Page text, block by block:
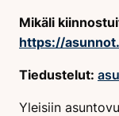
Mikäli
https://
Tiedustelut:
Yleisiin